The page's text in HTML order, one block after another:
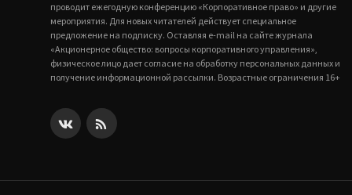
проводит ежегодную конференцию «Корпоративное право» и другие
мероприятия. Для новых читателей действует специальное
предложение на подписку. Оставляя e-mail на сайте журнала
«Акционерное общество: вопросы корпоративного управления»,
физическое лицо дает согласие на обработку персональных данных и
получение информационной рассылки. Возрастные ограничения 16+